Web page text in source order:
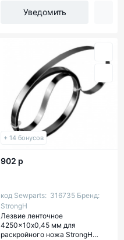
Уведомить
+ 14 бонусов
902 р
код Sewparts: 316735 Бренд:
StrongH
Лезвие ленточное
4250x10х0,45 мм для
раскройного ножа StrongH